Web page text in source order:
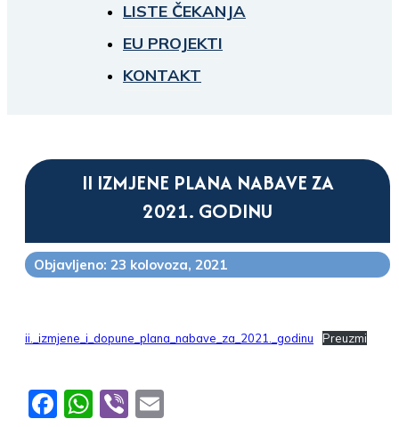
LISTE ČEKANJA
EU PROJEKTI
KONTAKT
II IZMJENE PLANA NABAVE ZA
2021. GODINU
Objavljeno: 23 kolovoza, 2021
ii._izmjene_i_dopune_plana_nabave_za_2021._godinu Preuzmi
Facebook
WhatsApp
Viber